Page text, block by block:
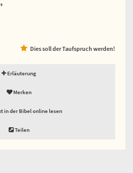
Dies soll der Taufspruch werden!
Erläuterung
Merken
in der Bibel online lesen
Teilen